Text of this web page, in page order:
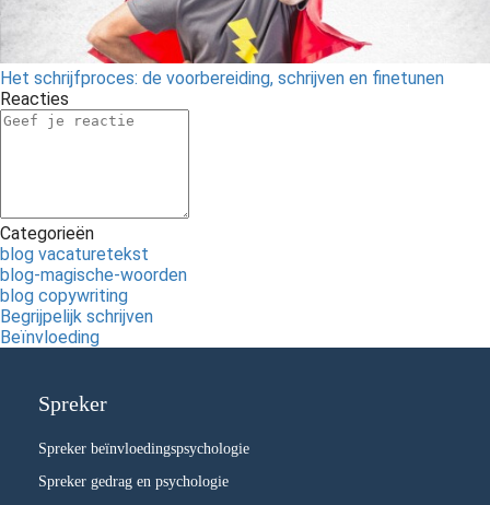
Het schrijfproces: de voorbereiding, schrijven en finetunen
Reacties
Categorieën
blog vacaturetekst
blog-magische-woorden
blog copywriting
Begrijpelijk schrijven
Beïnvloeding
Spreker
Spreker beïnvloedingspsychologie
Spreker gedrag en psychologie